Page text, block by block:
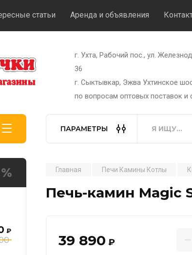
статьи Аренда и объявления
г. Ухта, Рабочий пос., ул.
36
г. Сыктывкар, Эжва Ухтинское
по вопросам оптовых поставок и
ПАРАМЕТРЫ
₽
Главная Печи Камины Котлы
Печь-камин Magic
39 890 ₽